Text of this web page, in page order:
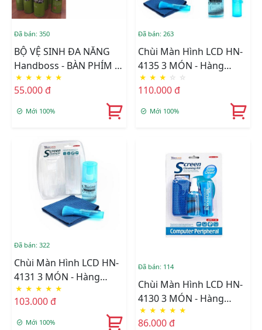
Đã bán: 350
BỘ VỆ SINH ĐA NĂNG
Handboss - BÀN PHÍM -
TIVI -KIẾNG -XE HƠI
★ ★ ★ ★ ★
55.000 đ
Mới 100%
Đã bán: 263
Chùi Màn Hình LCD HN-
4135 3 MÓN - Hàng
Nhập Khẩu
★ ★ ★ ☆ ☆
110.000 đ
Mới 100%
Đã bán: 322
Chùi Màn Hình LCD HN-
4131 3 MÓN - Hàng
Nhập Khẩu
★ ★ ★ ★ ★
103.000 đ
Mới 100%
Đã bán: 114
Chùi Màn Hình LCD HN-
4130 3 MÓN - Hàng
Nhập Khẩu
★ ★ ★ ★ ★
86.000 đ